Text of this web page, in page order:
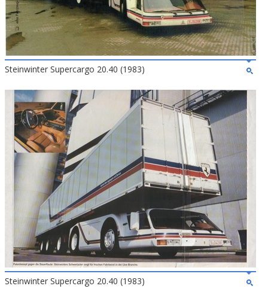
Steinwinter Supercargo 20.40 (1983)
Steinwinter Supercargo 20.40 (1983)